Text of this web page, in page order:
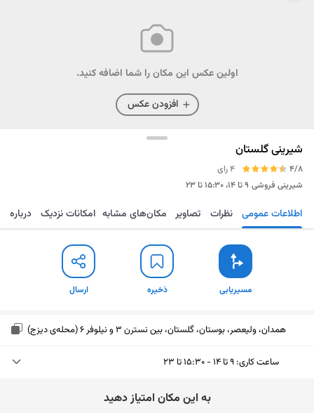
اولین عکس این مکان را شما اضافه کنید.
افزودن عکس
شیرینی گلستان
4/8
4 رای
شیرینی فروشی ۹ تا ۱۴، ۱۵:۳۰ تا ۲۳
مسیریابی ذخیره ارسال اطلاعات عمومی نظرات تصاویر مکان‌های مشابه امکانات نزدیک درباره
مسیریابی ذخیره ارسال
همدان، ولیعصر، بوستان، گلستان، بین نسترن 3 و نیلوفر 6 (محله‌ی دیزج)
ساعت کاری: ۹ تا ۱۴ - ۱۵:۳۰ تا ۲۳
ﺑﻪ اﯾﻦ ﻣﮑﺎن اﻣﺘﯿﺎز دﻫﯿﺪ